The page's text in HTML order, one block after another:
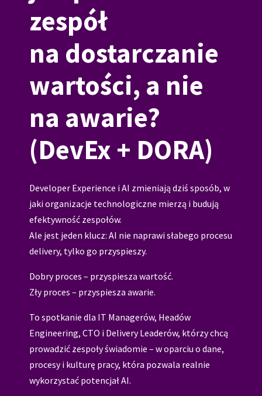
zespół
na dostarczanie
wartości, a nie
na awarie?
(DevEx + DORA)
Developer Experience i AI zmieniają dziś sposób, w
jaki organizacje technologiczne mierzą i budują
efektywność zespołów.
Ale jest jeden klucz: AI nie naprawi słabego procesu
delivery, tylko go przyspieszy.
Dobry proces – przyspiesza wartość.
Zły proces – przyspiesza awarie.
To spotkanie dla IT Managerów, Headów
Engineering, CTO i Delivery Leaderów, którzy chcą
prowadzić zespoły świadomie – w oparciu o dane,
procesy i kulturę pracy, która pozwala realnie
wykorzystać potencjał AI.